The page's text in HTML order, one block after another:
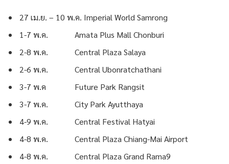
27 เม.ย. – 10 พ.ค. Imperial World Samrong
1-7 พ.ค. Amata Plus Mall Chonburi
2-8 พ.ค. Central Plaza Salaya
2-6 พ.ค. Central Ubonratchathani
3-7 พ.ค Future Park Rangsit
3-7 พ.ค. City Park Ayutthaya
4-9 พ.ค. Central Festival Hatyai
4-8 พ.ค. Central Plaza Chiang-Mai Airport
4-8 พ.ค. Central Plaza Grand Rama9